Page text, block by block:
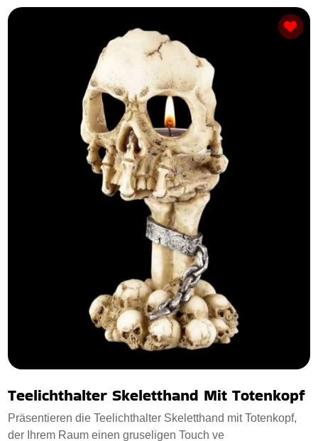
Teelichthalter Skeletthand Mit Totenkopf
Präsentieren die Teelichthalter Skeletthand mit Totenkopf,
der Ihrem Raum einen gruseligen Touch ve